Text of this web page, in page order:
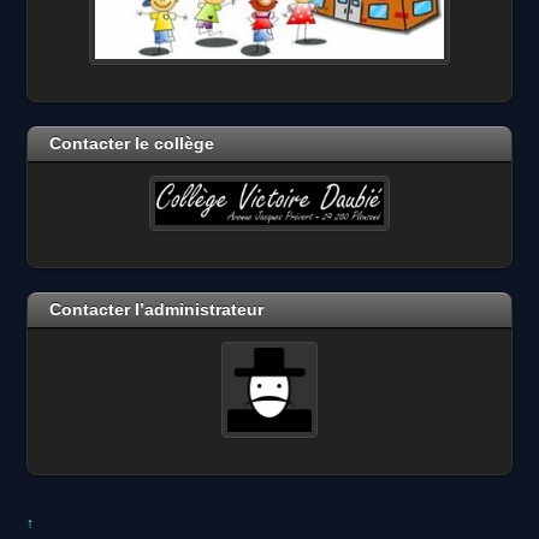
Contacter le collège
Contacter l’administrateur
↑